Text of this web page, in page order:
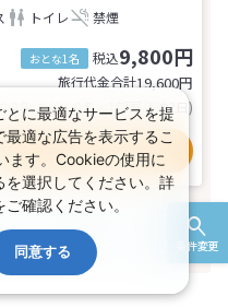
条件変更
トイレ 禁煙
おとな1名 税込9,800円
旅行代金合計19,600円
2名 こども0名・1部屋/1泊2日)
プランの詳細
ラン、2部屋タイプ)
に最適なサービスを提
適な広告を表示するこ
ます。Cookieの使用に
を選択してください。詳
ご確認ください。
同意する